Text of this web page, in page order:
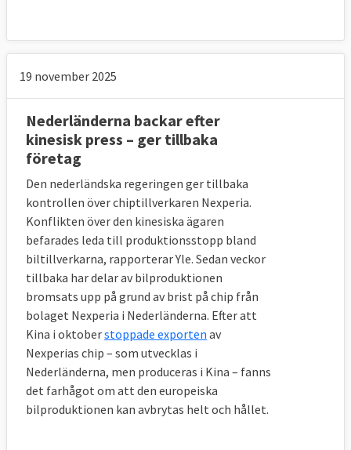
19 november 2025
Nederländerna backar efter
kinesisk press – ger tillbaka
företag
Den nederländska regeringen ger tillbaka
kontrollen över chiptillverkaren Nexperia.
Konflikten över den kinesiska ägaren
befarades leda till produktionsstopp bland
biltillverkarna, rapporterar Yle. Sedan veckor
tillbaka har delar av bilproduktionen
bromsats upp på grund av brist på chip från
bolaget Nexperia i Nederländerna. Efter att
Kina i oktoberstoppade exporten av
Nexperias chip – som utvecklas i
Nederländerna, men produceras i Kina – fanns
det farhågot om att den europeiska
bilproduktionen kan avbrytas helt och hållet.